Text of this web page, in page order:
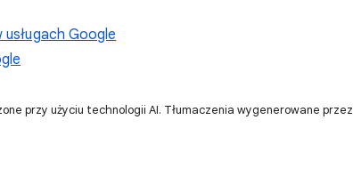
Google
przy użyciu technologii AI. Tłumaczenia wygenerowane przez